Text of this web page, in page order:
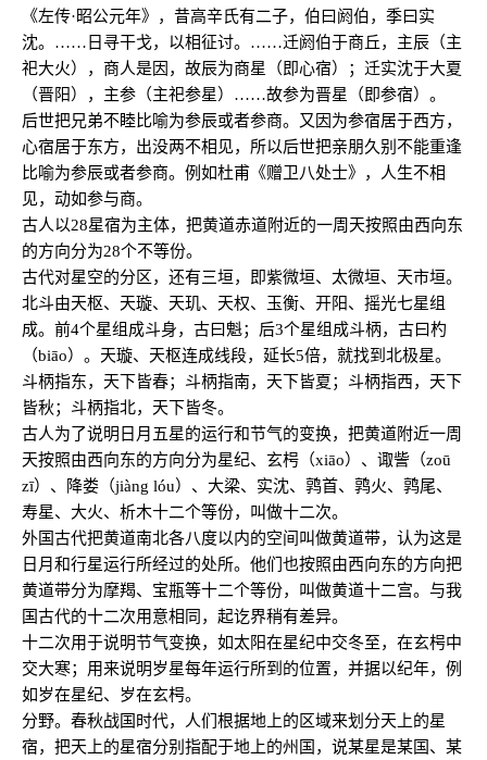
《左传·昭公元年》，昔高辛氏有二子，伯曰阏伯，季曰实
沈。……日寻干戈，以相征讨。……迁阏伯于商丘，主辰（主
祀大火），商人是因，故辰为商星（即心宿）；迁实沈于大夏
（晋阳），主参（主祀参星）……故参为晋星（即参宿）。
后世把兄弟不睦比喻为参辰或者参商。又因为参宿居于西方，
心宿居于东方，出没两不相见，所以后世把亲朋久别不能重逢
比喻为参辰或者参商。例如杜甫《赠卫八处士》，人生不相
见，动如参与商。
古人以28星宿为主体，把黄道赤道附近的一周天按照由西向东
的方向分为28个不等份。
古代对星空的分区，还有三垣，即紫微垣、太微垣、天市垣。
北斗由天枢、天璇、天玑、天权、玉衡、开阳、摇光七星组
成。前4个星组成斗身，古曰魁；后3个星组成斗柄，古曰杓
（biāo）。天璇、天枢连成线段，延长5倍，就找到北极星。
斗柄指东，天下皆春；斗柄指南，天下皆夏；斗柄指西，天下
皆秋；斗柄指北，天下皆冬。
古人为了说明日月五星的运行和节气的变换，把黄道附近一周
天按照由西向东的方向分为星纪、玄枵（xiāo）、诹訾（zoū
zī）、降娄（jiàng lóu）、大梁、实沈、鹑首、鹑火、鹑尾、
寿星、大火、析木十二个等份，叫做十二次。
外国古代把黄道南北各八度以内的空间叫做黄道带，认为这是
日月和行星运行所经过的处所。他们也按照由西向东的方向把
黄道带分为摩羯、宝瓶等十二个等份，叫做黄道十二宫。与我
国古代的十二次用意相同，起讫界稍有差异。
十二次用于说明节气变换，如太阳在星纪中交冬至，在玄枵中
交大寒；用来说明岁星每年运行所到的位置，并据以纪年，例
如岁在星纪、岁在玄枵。
分野。春秋战国时代，人们根据地上的区域来划分天上的星
宿，把天上的星宿分别指配于地上的州国，说某星是某国、某